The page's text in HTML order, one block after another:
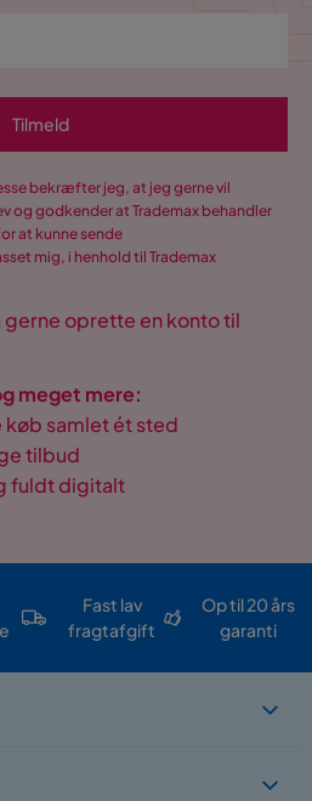
Tilmeld
bekræfter jeg, at jeg gerne vil
og godkender at Trademax behandler
at kunne sende
mig, i henhold til Trademax
gerne oprette en konto til
meget mere:
køb samlet ét sted
tilbud
fuldt digitalt
Fast lav
fragtafgift
Op til 20 års
garanti